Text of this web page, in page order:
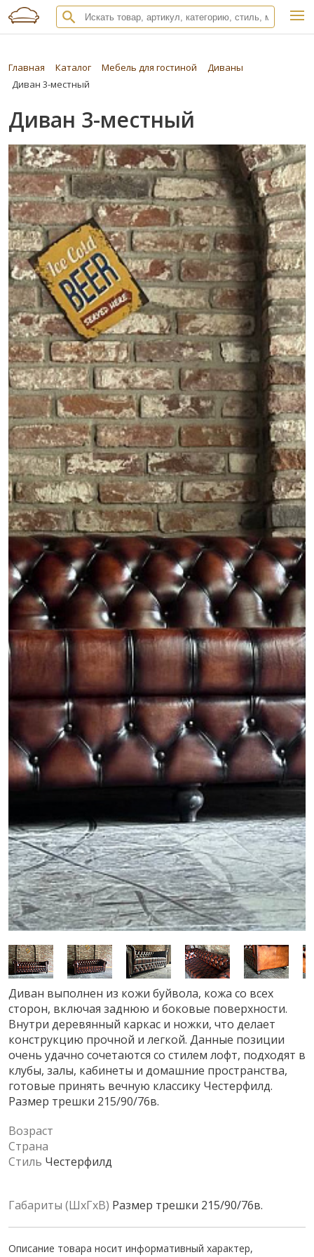
Главная Каталог Мебель для гостиной
Диваны
Диван 3-местный
Диван 3-местный
Диван выполнен из кожи буйвола, кожа со всех
сторон, включая заднюю и боковые поверхности.
Внутри деревянный каркас и ножки, что делает
конструкцию прочной и легкой. Данные позиции
очень удачно сочетаются со стилем лофт, подходят в
клубы, залы, кабинеты и домашние пространства,
готовые принять вечную классику Честерфилд.
Размер трешки 215/90/76в.
Возраст
Страна
Стиль Честерфилд
Габариты (ШхГхВ) Размер трешки 215/90/76в.
Описание товара носит информативный характер,